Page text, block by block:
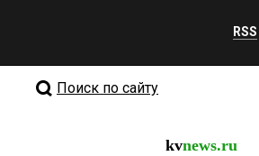
RSS
Поиск по сайту
kvnews.ru